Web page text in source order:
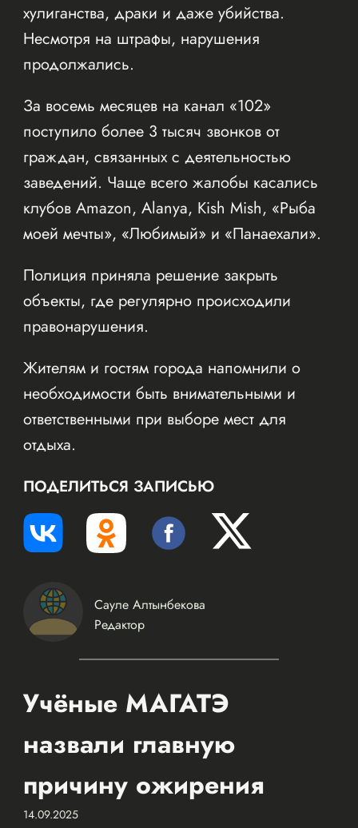
хулиганства, драки и даже убийства.
Несмотря на штрафы, нарушения
продолжались.
За восемь месяцев на канал «102»
поступило более 3 тысяч звонков от
граждан, связанных с деятельностью
заведений. Чаще всего жалобы касались
клубов Amazon, Alanya, Kish Mish, «Рыба
моей мечты», «Любимый» и «Панаехали».
Полиция приняла решение закрыть
объекты, где регулярно происходили
правонарушения.
Жителям и гостям города напомнили о
необходимости быть внимательными и
ответственными при выборе мест для
отдыха.
ПОДЕЛИТЬСЯ ЗАПИСЬЮ
Сауле Алтынбекова
Редактор
Учёные МАГАТЭ
назвали главную
причину ожирения
14.09.2025